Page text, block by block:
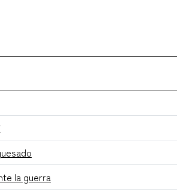
la guerra